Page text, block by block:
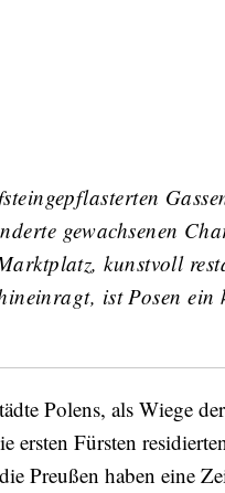
gewachsenen
kunstvoll
ist Posen
Polens, als Wiege
ersten Fürsten
Preußen haben eine